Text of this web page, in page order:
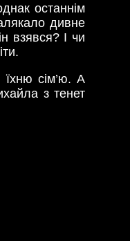
останнім
дивне
взявся? І чи
їхню сім’ю. А
з тенет